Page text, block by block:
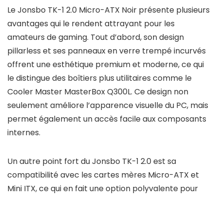
Le Jonsbo TK-1 2.0 Micro-ATX Noir présente plusieurs
avantages qui le rendent attrayant pour les
amateurs de gaming. Tout d’abord, son design
pillarless et ses panneaux en verre trempé incurvés
offrent une esthétique premium et moderne, ce qui
le distingue des boîtiers plus utilitaires comme le
Cooler Master MasterBox Q300L. Ce design non
seulement améliore l’apparence visuelle du PC, mais
permet également un accès facile aux composants
internes.
Un autre point fort du Jonsbo TK-1 2.0 est sa
compatibilité avec les cartes mères Micro-ATX et
Mini ITX, ce qui en fait une option polyvalente pour